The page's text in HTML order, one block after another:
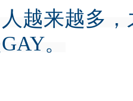
越来越多
。